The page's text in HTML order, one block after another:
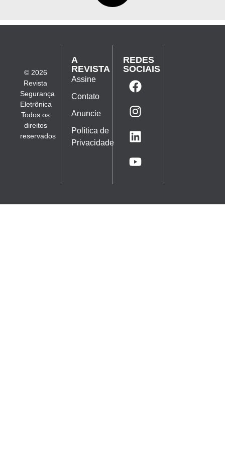
© 2026
Revista
Segurança
Eletrônica
Todos os
direitos
reservados
A
REVISTA
Assine
Contato
Anuncie
Política de
Privacidade
REDES
SOCIAIS